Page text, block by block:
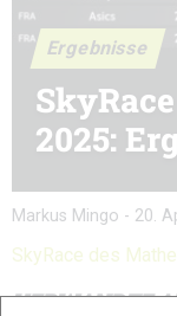
Ergebnisse
2025:
Markus Mingo - 20.
SkyRace des
VERWANDTE